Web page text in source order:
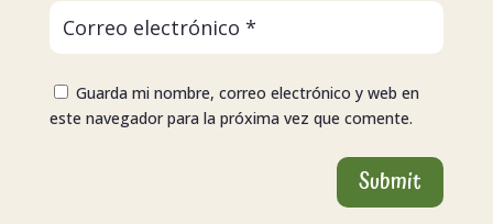
Guarda mi nombre, correo electrónico y web en
este navegador para la próxima vez que comente.
Submit